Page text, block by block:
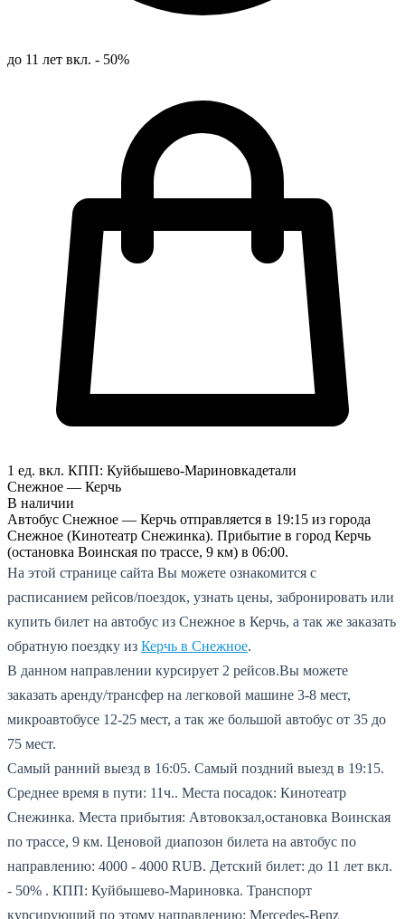
до 11 лет вкл. - 50%
1 ед. вкл. КПП: Куйбышево-Мариновкадетали
Снежное — Керчь
В наличии
Автобус Снежное — Керчь отправляется в 19:15 из города
Снежное (Кинотеатр Снежинка). Прибытие в город Керчь
(остановка Воинская по трассе, 9 км) в 06:00.
На этой странице сайта Вы можете ознакомится с
расписанием рейсов/поездок, узнать цены, забронировать или
купить билет на автобус из Снежное в Керчь, а так же заказать
обратную поездку из Керчь в Снежное.
В данном направлении курсирует 2 рейсов.Вы можете
заказать аренду/трансфер на легковой машине 3-8 мест,
микроавтобусе 12-25 мест, а так же большой автобус от 35 до
75 мест.
Самый ранний выезд в 16:05. Самый поздний выезд в 19:15.
Среднее время в пути: 11ч.. Места посадок: Кинотеатр
Снежинка. Места прибытия: Автовокзал,остановка Воинская
по трассе, 9 км. Ценовой диапозон билета на автобус по
направлению: 4000 - 4000 RUB. Детский билет: до 11 лет вкл.
- 50% . КПП: Куйбышево-Мариновка. Транспорт
курсирующий по этому направлению: Mercedes-Benz